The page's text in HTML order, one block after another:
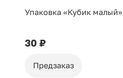
Упаковка «Кубик малый»
30 ₽
Предзаказ